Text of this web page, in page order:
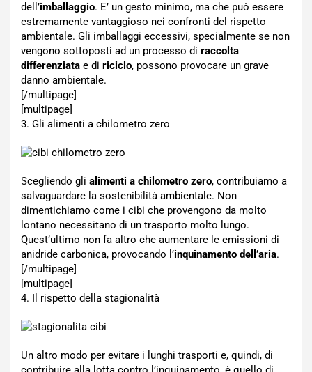
dell’imballaggio. E’ un gesto minimo, ma che può essere
estremamente vantaggioso nei confronti del rispetto
ambientale. Gli imballaggi eccessivi, specialmente se non
vengono sottoposti ad un processo di raccolta
differenziata e di riciclo, possono provocare un grave
danno ambientale.
[/multipage]
[multipage]
3. Gli alimenti a chilometro zero
Scegliendo gli alimenti a chilometro zero, contribuiamo a
salvaguardare la sostenibilità ambientale. Non
dimentichiamo come i cibi che provengono da molto
lontano necessitano di un trasporto molto lungo.
Quest’ultimo non fa altro che aumentare le emissioni di
anidride carbonica, provocando l’inquinamento dell’aria.
[/multipage]
[multipage]
4. Il rispetto della stagionalità
Un altro modo per evitare i lunghi trasporti e, quindi, di